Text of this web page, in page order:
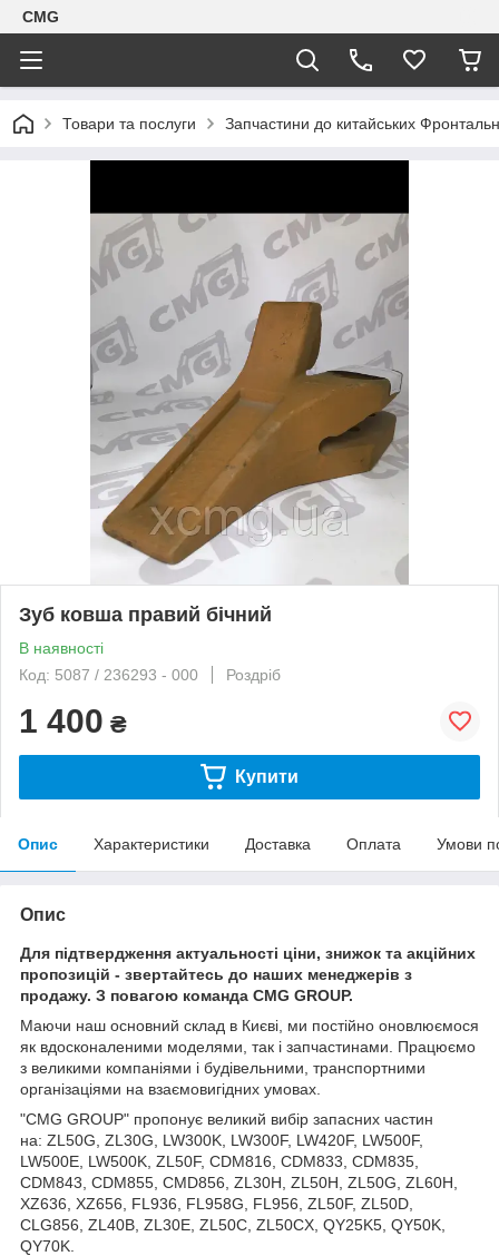
CMG
Товари та послуги Запчастини до китайських
Зуб ковша правий бічний
В наявності
Код: 5087 / 236293 - 000
Роздріб
1 400 ₴
Купити
Опис Характеристики Доставка Оплата Умови
Опис
Для підтвердження актуальності ціни, знижок та акційних
пропозицій - звертайтесь до наших менеджерів з
продажу. З повагою команда CMG GROUP.
Маючи наш основний склад в Києві, ми постійно оновлюємося
як вдосконаленими моделями, так і запчастинами. Працюємо
з великими компаніями і будівельними, транспортними
організаціями на взаємовигідних умовах.
"CMG GROUP" пропонує великий вибір запасних частин
на: ZL50G, ZL30G, LW300K, LW300F, LW420F, LW500F,
LW500E, LW500K, ZL50F, CDM816, CDM833, CDM835,
CDM843, CDM855, CMD856, ZL30H, ZL50H, ZL50G, ZL60H,
XZ636, XZ656, FL936, FL958G, FL956, ZL50F, ZL50D,
CLG856, ZL40B, ZL30E, ZL50C, ZL50CX, QY25K5, QY50K,
QY70K.